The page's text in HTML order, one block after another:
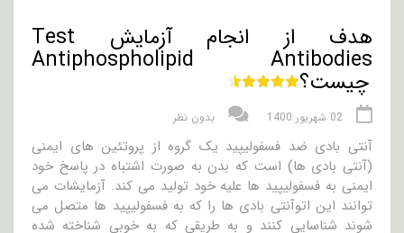
هدف از انجام آزمایش Test
Antiphospholipid Antibodies
چیست؟
02 شهریور 1400 بدون نظر
آنتی بادی ضد فسفولیپید یک گروه از پروتئین های ایمنی
(آنتی بادی ها) است که بدن به صورت اشتباه در پاسخ خود
ایمنی به فسفولیپید ها علیه خود تولید می کند. آزمایشات می
توانند این اتوآنتی بادی ها را که به فسفولیپید ها متصل می
شوند شناسایی کنند و به طریقی که به خوبی شناخته شده